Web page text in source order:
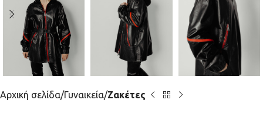
Αρχική σελίδα Γυναικεία Ζακέτες